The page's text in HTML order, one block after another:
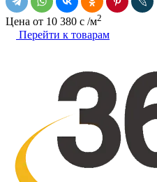
Цена от 10 380 c /м2
Перейти к товарам